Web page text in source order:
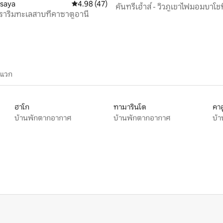
คะแนนเฉลี่ย 4.98 จาก 5, 47 รีวิว
4.98 (47)
าริมทะเลสาบที่คาซาตูอานี
คันทรีเฮ้าส์ - วิวภูเขาไฟมอมบาโ
วก
ฮาโก
บ้านพักตากอากาศ
ทามารินโด
บ้านพักตากอากาศ
คา
บ้า